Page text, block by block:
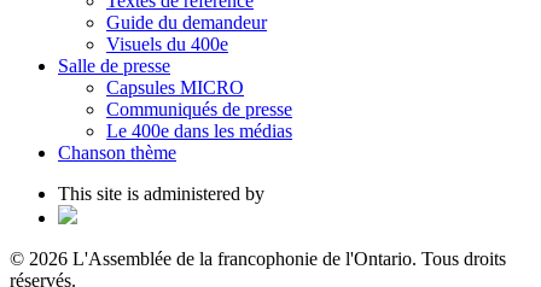
Guide du demandeur
Visuels du 400e
Salle de presse
Capsules MICRO
Communiqués de presse
Le 400e dans les médias
Chanson thème
This site is administered by
© 2026 L'Assemblée de la francophonie de l'Ontario. Tous droits
réservés.